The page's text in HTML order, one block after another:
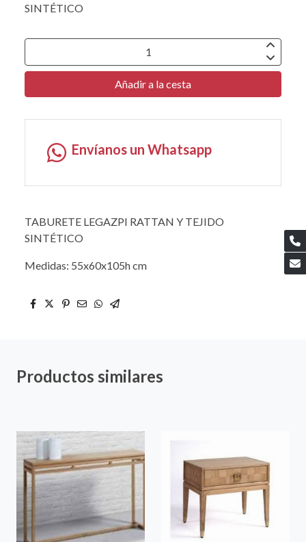
SINTÉTICO
Añadir a la cesta
Envíanos un Whatsapp
TABURETE LEGAZPI RATTAN Y TEJIDO
SINTÉTICO
Medidas: 55x60x105h cm
Productos similares